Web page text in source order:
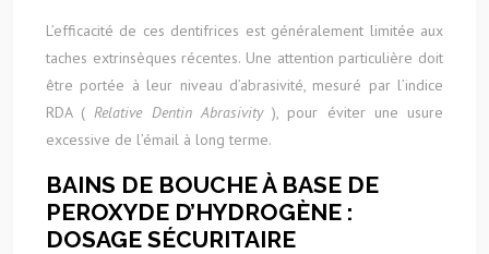
L’efficacité de ces dentifrices est généralement limitée aux
taches extrinsèques récentes. Une attention particulière doit
être portée à leur niveau d’abrasivité, mesuré par l’indice
RDA (Relative Dentin Abrasivity), pour éviter une usure
excessive de l’émail à long terme.
BAINS DE BOUCHE À BASE DE
PEROXYDE D’HYDROGÈNE :
DOSAGE SÉCURITAIRE